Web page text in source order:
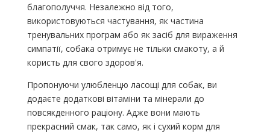
благополуччя. Незалежно від того,
використовуються частування, як частина
тренувальних програм або як засіб для вираження
симпатії, собака отримує не тільки смакоту, а й
користь для свого здоров'я.
Пропонуючи улюбленцю ласощі для собак, ви
додаєте додаткові вітаміни та мінерали до
повсякденного раціону. Адже вони мають
прекрасний смак, так само, як і сухий корм для